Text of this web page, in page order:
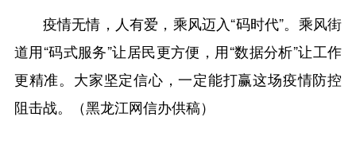
疫情无情，人有爱，乘风迈入“码时代”。乘风街
道用“码式服务”让居民更方便，用“数据分析”让工作
更精准。大家坚定信心，一定能打赢这场疫情防控
阻击战。（黑龙江网信办供稿）